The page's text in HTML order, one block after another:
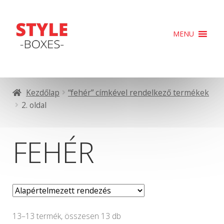
Ugrás
a
navigációhoz
Kilépés
a
tartalomba
MENU
Kezdőlap
“fehér” címkével rendelkező termékek
2. oldal
FEHÉR
13–13 termék, összesen 13 db